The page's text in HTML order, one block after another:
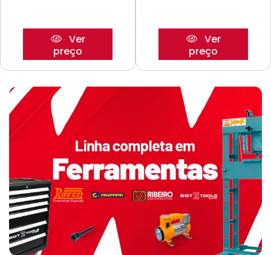
Ver
preço
Ver
preço